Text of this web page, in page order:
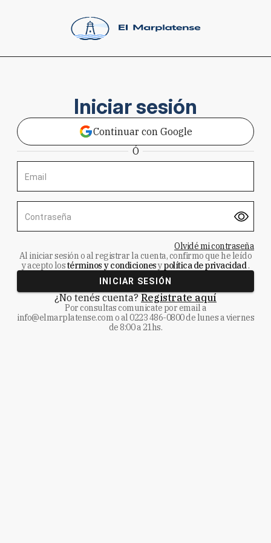
Iniciar sesión
Continuar con Google
Ó
Email
Contraseña
Olvidé mi contraseña
Al iniciar sesión o al registrar la cuenta, confirmo que he leído
y acepto lostérminos y condicionesypolítica de privacidad.
INICIAR SESIÓN
¿No tenés cuenta? Registrate aquí
Por consultas comunicate por email a
info@elmarplatense.como al0223 486-0800de lunes a viernes
de 8:00 a 21hs.